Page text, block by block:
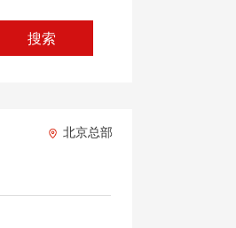
搜索
北京总部